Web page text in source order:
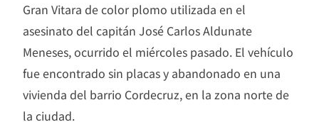
Gran Vitara de color plomo utilizada en el
asesinato del capitán José Carlos Aldunate
Meneses, ocurrido el miércoles pasado. El vehículo
fue encontrado sin placas y abandonado en una
vivienda del barrio Cordecruz, en la zona norte de
la ciudad.